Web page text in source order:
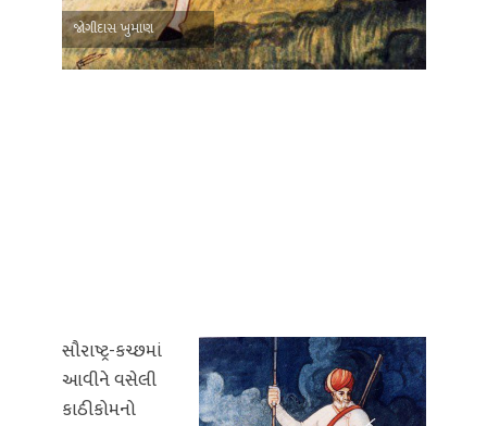
જોગીદાસ ખુમાણ
સૌરાષ્ટ્ર-કચ્છમાં
આવીને વસેલી
કાઠીકોમનો